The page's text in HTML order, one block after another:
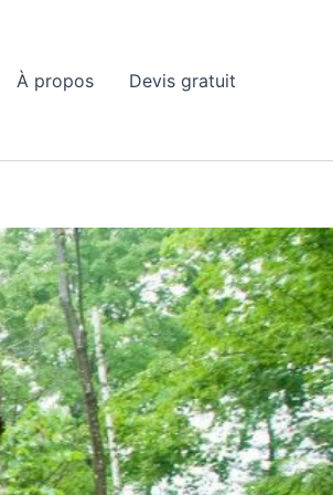
À propos Devis gratuit